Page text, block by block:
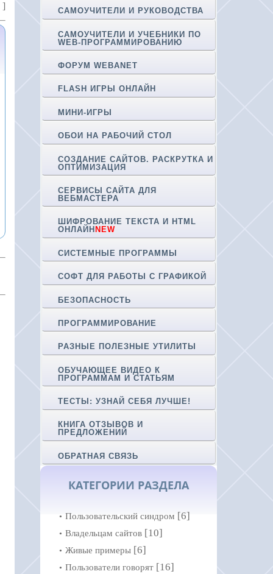
] САМОУЧИТЕЛИ И РУКОВОДСТВА
САМОУЧИТЕЛИ И УЧЕБНИКИ ПО
WEB-ПРОГРАММИРОВАНИЮ
ФОРУМ WEBANET
FLASH ИГРЫ ОНЛАЙН
МИНИ-ИГРЫ
ОБОИ НА РАБОЧИЙ СТОЛ
СОЗДАНИЕ САЙТОВ. РАСКРУТКА И
ОПТИМИЗАЦИЯ
СЕРВИСЫ САЙТА ДЛЯ
ВЕБМАСТЕРА
ШИФРОВАНИЕ ТЕКСТА И HTML
ОНЛАЙН NEW
СИСТЕМНЫЕ ПРОГРАММЫ
СОФТ ДЛЯ РАБОТЫ С ГРАФИКОЙ
БЕЗОПАСНОСТЬ
ПРОГРАММИРОВАНИЕ
РАЗНЫЕ ПОЛЕЗНЫЕ УТИЛИТЫ
ОБУЧАЮЩЕЕ ВИДЕО К
ПРОГРАММАМ И СТАТЬЯМ
ТЕСТЫ: УЗНАЙ СЕБЯ ЛУЧШЕ!
КНИГА ОТЗЫВОВ И
ПРЕДЛОЖЕНИЙ
ОБРАТНАЯ СВЯЗЬ
КАТЕГОРИИ РАЗДЕЛА
Пользовательский синдром [6]
Владельцам сайтов [10]
Живые примеры [6]
Пользователи говорят [16]